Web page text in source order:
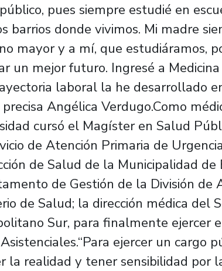
pues siempre estudié en
barrios donde vivimos. Mi madre
mayor y a mí, que estudiáramos,
un mejor futuro. Ingresé a
laboral la he desarrollado
precisa Angélica Verdugo.Como
cursó el Magíster en Salud
de Atención Primaria de
de Salud de la Municipalidad
de Gestión de la División de
de Salud; la dirección médica del
Sur, para finalmente ejercer
ejercer un cargo
la realidad y tener sensibilidad por